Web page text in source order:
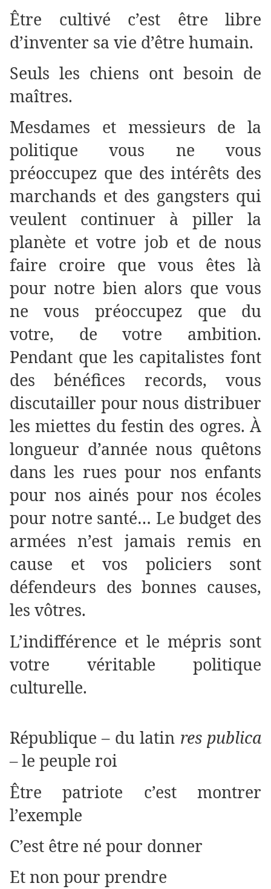
Être cultivé c’est être libre
d’inventer sa vie d’être humain.
Seuls les chiens ont besoin de
maîtres.
Mesdames et messieurs de la
politique vous ne vous
préoccupez que des intérêts des
marchands et des gangsters qui
veulent continuer à piller la
planète et votre job et de nous
faire croire que vous êtes là
pour notre bien alors que vous
ne vous préoccupez que du
votre, de votre ambition.
Pendant que les capitalistes font
des bénéfices records, vous
discutailler pour nous distribuer
les miettes du festin des ogres. À
longueur d’année nous quêtons
dans les rues pour nos enfants
pour nos ainés pour nos écoles
pour notre santé… Le budget des
armées n’est jamais remis en
cause et vos policiers sont
défendeurs des bonnes causes,
les vôtres.
L’indifférence et le mépris sont
votre véritable politique
culturelle.
République – du latin res publica
–le peuple roi
Être patriote c’est montrer
l’exemple
C’est être né pour donner
Et non pour prendre